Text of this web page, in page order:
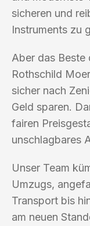
sicheren und
Instruments zu
Aber das Beste
Rothschild
sicher nach
Geld sparen.
fairen
unschlagbares
Unser Team
Umzugs,
Transport bis
am neuen